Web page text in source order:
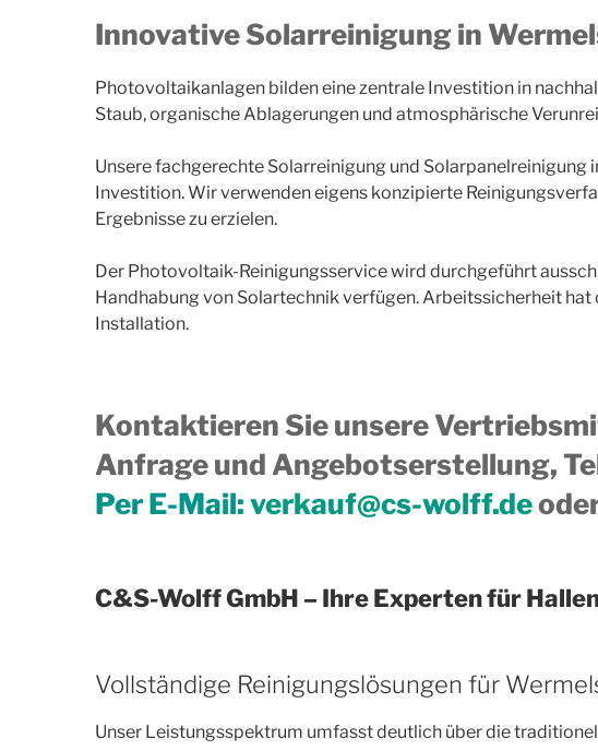
Innovative Solarreinigung in
Photovoltaikanlagen bilden eine zentrale Investition in
Staub, organische Ablagerungen und atmosphärische
Unsere fachgerechte Solarreinigung und
Investition. Wir verwenden eigens konzipierte
Ergebnisse zu erzielen.
Der Photovoltaik-Reinigungsservice wird durchgeführt
Handhabung von Solartechnik verfügen. Arbeitssicherheit
Installation.
Kontaktieren Sie unsere
Anfrage und Angebotserstellung,
Per E-Mail:verkauf@cs-wolff.de
C&S-Wolff GmbH – Ihre Experten für
Vollständige Reinigungslösungen für
Unser Leistungsspektrum umfasst deutlich über die